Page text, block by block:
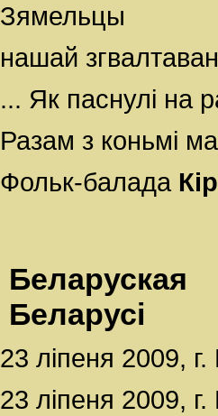
Зямельцы
нашай
... Як паснулі на
Разам з коньмі
Фольк-балада
Беларусі
23 ліпеня 2009,
23 ліпеня 2009,